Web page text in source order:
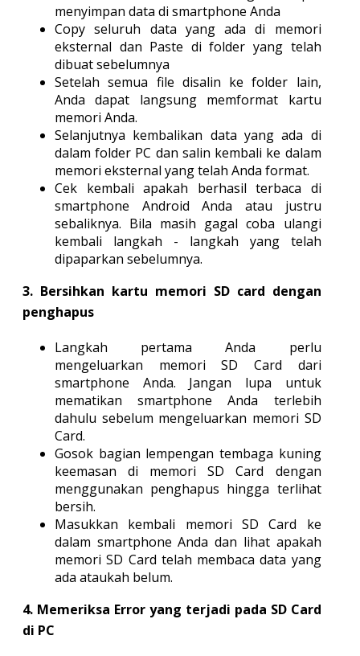
menyimpan data di smartphone Anda
Copy seluruh data yang ada di memori
eksternal dan Paste di folder yang telah
dibuat sebelumnya
Setelah semua file disalin ke folder lain,
Anda dapat langsung memformat kartu
memori Anda.
Selanjutnya kembalikan data yang ada di
dalam folder PC dan salin kembali ke dalam
memori eksternal yang telah Anda format.
Cek kembali apakah berhasil terbaca di
smartphone Android Anda atau justru
sebaliknya. Bila masih gagal coba ulangi
kembali langkah - langkah yang telah
dipaparkan sebelumnya.
3. Bersihkan kartu memori SD card dengan
penghapus
Langkah pertama Anda perlu
mengeluarkan memori SD Card dari
smartphone Anda. Jangan lupa untuk
mematikan smartphone Anda terlebih
dahulu sebelum mengeluarkan memori SD
Card.
Gosok bagian lempengan tembaga kuning
keemasan di memori SD Card dengan
menggunakan penghapus hingga terlihat
bersih.
Masukkan kembali memori SD Card ke
dalam smartphone Anda dan lihat apakah
memori SD Card telah membaca data yang
ada ataukah belum.
4. Memeriksa Error yang terjadi pada SD Card
di PC